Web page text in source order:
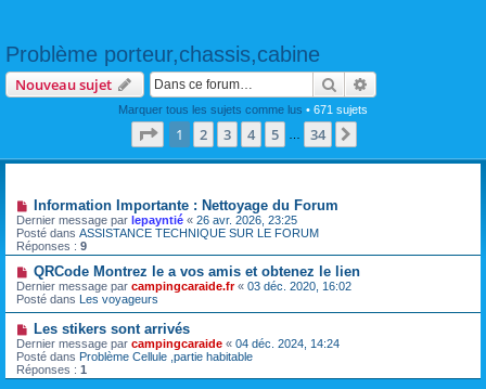
Problème porteur,chassis,cabine
Nouveau sujet Rechercher
Marquer tous les sujets comme lus • 671 sujets
Page 1sur34
1 2 3 4 5 34
Information Importante : Nettoyage du Forum
Dernier message par lepayntié « 26 avr. 2026, 23:25
Posté dans ASSISTANCE TECHNIQUE SUR LE FORUM
Réponses : 9
QRCode Montrez le a vos amis et obtenez le lien
Dernier message par campingcaraide.fr« 03 déc. 2020, 16:02
Posté dans Les voyageurs
Les stikers sont arrivés
Dernier message par campingcaraide « 04 déc. 2024, 14:24
Posté dans Problème Cellule ,partie habitable
Réponses : 1